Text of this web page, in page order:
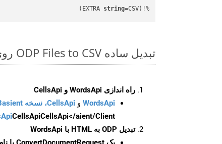
%!(EXTRA
string=CSV)
تبدیل ساده ODP Files to CSV روی Php SDK
راه اندازی WordsApi و CellsApi
WordsApi و CellsApi، نسخه Basient
CellsApiCellsApi</aient/Client/ را راه‌اندازی کنید.
تبدیل ODP به HTML با WordsApi